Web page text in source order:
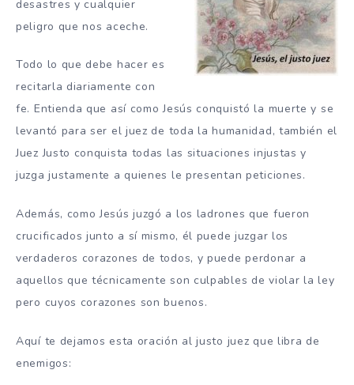
desastres y cualquier
peligro que nos aceche.
Todo lo que debe hacer es
recitarla diariamente con
fe. Entienda que así como Jesús conquistó la muerte y se
levantó para ser el juez de toda la humanidad, también el
Juez Justo conquista todas las situaciones injustas y
juzga justamente a quienes le presentan peticiones.
Además, como Jesús juzgó a los ladrones que fueron
crucificados junto a sí mismo, él puede juzgar los
verdaderos corazones de todos, y puede perdonar a
aquellos que técnicamente son culpables de violar la ley
pero cuyos corazones son buenos.
Aquí te dejamos esta oración al justo juez que libra de
enemigos: